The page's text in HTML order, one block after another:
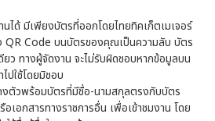
นได้ มีเพียงบัตรที่ออกโดยไทยทิคเก็ตเมเจอร์
QR Code บนบัตรของคุณเป็นความลับ บัตร
ยว ทางผู้จัดงาน จะไม่รับผิดชอบหากข้อมูลบน
ปใช้โดยมิชอบ
ตัวพร้อมบัตรที่มีชื่อ-นามสกุลตรงกับบัตร
เอกสารทางราชการอื่น เพื่อเข้าชมงาน โดย